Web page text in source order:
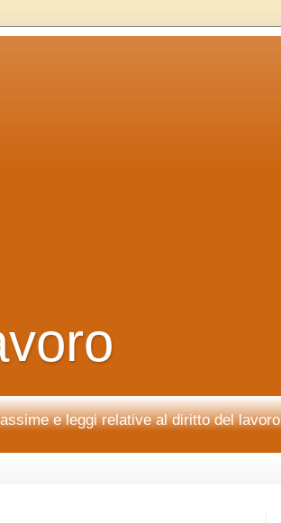
e leggi relative al diritto del lavoro